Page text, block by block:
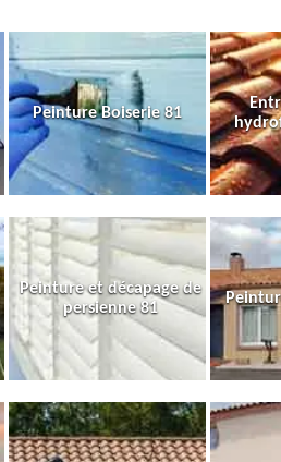
Peinture Boiserie 81
Peinture et décapage de
persienne 81